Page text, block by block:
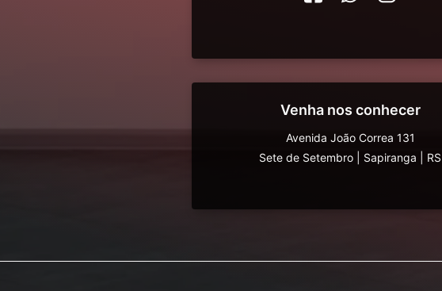
Venha nos conhecer
Avenida João Correa 131
Sete de Setembro
Sapiranga RS